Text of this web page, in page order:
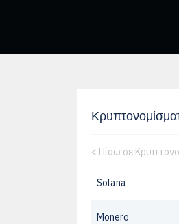
< Πίσω σε
Solana
Monero